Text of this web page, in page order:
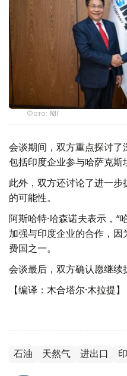
Фото: ҚМГ
会谈期间，双方重点探讨了
包括印度企业参与哈萨克斯
此外，双方还讨论了进一
的可能性。
阿斯哈特·哈森诺夫表示，“
加强与印度企业的合作，
费国之一。
会谈最后，双方确认愿继续
【编译：木合塔尔·木拉提】
石油 天然气 进出口